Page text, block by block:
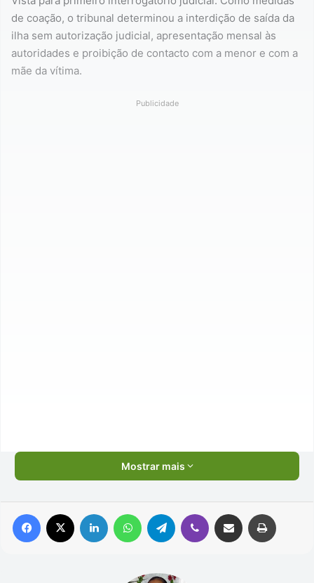
de coação, o tribunal determinou a interdição de saída da
ilha sem autorização judicial, apresentação mensal às
autoridades e proibição de contacto com a menor e com a
mãe da vítima.
Publicidade
Mostrar mais
Facebook Linkedin WhatsAppTelegram Viber Compartilhar via e-mail